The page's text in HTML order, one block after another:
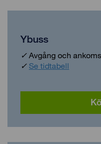
Ybuss
✓ Avgång och
✓ Se tidtabell